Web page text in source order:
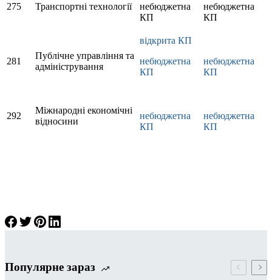
275 Транспортні технології
небюджетна
КП
небюджетна
КП
281
Публічне управління та
адміністрування
відкрита КП
небюджетна
КП
небюджетна
КП
292
Міжнародні економічні
відносини
небюджетна
КП
небюджетна
КП
Популярне зараз